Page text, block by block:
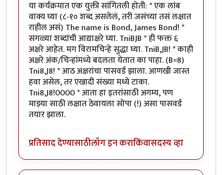
या कर्यक्रमात एक युक्ती सांगितली होती: * एक लांब
वाक्य घ्या (८-१० शब्द असलेलं, तरी जसंच्या तसं लक्षात
राहील असं) The name is Bond, James Bond! *
सगळ्या शब्दांची आद्याक्षरे घ्या. TniBJB * ही फक्त ६
अक्षरे आहेत. मग विरामचिन्हे सुद्धा घ्या. TniB,JB! * काही
अक्षरे अंक/चिन्हांमध्ये बदलता येतात का पाहा. (B=8)
Tni8,J8! * आठ अक्षरांचा पासवर्ड झाला. आणखी जास्त
हवा असेल, तर एखादी संख्या मध्ये टाका.
Tni8,J8!0000 * आता हा इतरांसाठी अगम्य, पण
माझ्या साठी लक्षात ठेवायला सोपा (!) असा पासवर्ड
तयार झाला.
प्रतिसाद देण्यासाठीलॉग इन कराकिंवासदस्य व्हा